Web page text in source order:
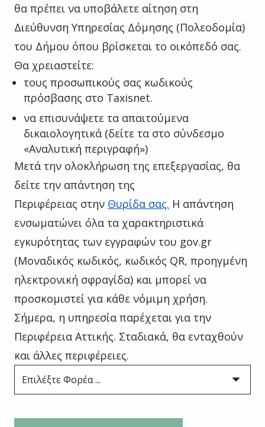
θα πρέπει να υποβάλετε αίτηση στη
Διεύθυνση Υπηρεσίας Δόμησης (Πολεοδομία)
του Δήμου όπου βρίσκεται το οικόπεδό σας.
Θα χρειαστείτε:
τους προσωπικούς σας κωδικούς
πρόσβασης στο Taxisnet.
να επισυνάψετε τα απαιτούμενα
δικαιολογητικά (δείτε τα στο σύνδεσμο
«Αναλυτική περιγραφή»)
Μετά την ολοκλήρωση της επεξεργασίας, θα
δείτε την απάντηση της
Περιφέρειας στην Θυρίδα σας. Η απάντηση
ενσωματώνει όλα τα χαρακτηριστικά
εγκυρότητας των εγγραφών του gov.gr
(Μοναδικός κωδικός, κωδικός QR, προηγμένη
ηλεκτρονική σφραγίδα) και μπορεί να
προσκομιστεί για κάθε νόμιμη χρήση.
Σήμερα, η υπηρεσία παρέχεται για την
Περιφέρεια Αττικής. Σταδιακά, θα ενταχθούν
και άλλες περιφέρειες.
Επιλέξτε Φορέα ...